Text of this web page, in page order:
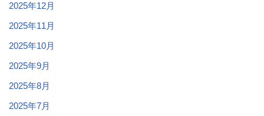
2025年12月
2025年11月
2025年10月
2025年9月
2025年8月
2025年7月